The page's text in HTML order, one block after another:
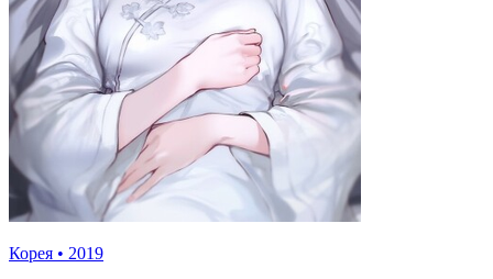
Корея • 2019